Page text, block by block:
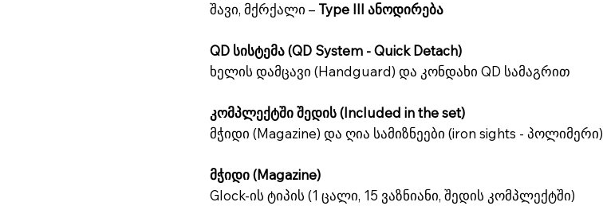
შავი, მქრქალი – Type III ანოდირება
QD სისტემა (QD System - Quick Detach)
ხელის დამცავი (Handguard) და კონდახი QD სამაგრით
კომპლექტში შედის (Included in the set)
მჭიდი (Magazine) და ღია სამიზნეები (iron sights - პოლიმერი)
მჭიდი (Magazine)
Glock-ის ტიპის (1 ცალი, 15 ვაზნიანი, შედის კომპლექტში)